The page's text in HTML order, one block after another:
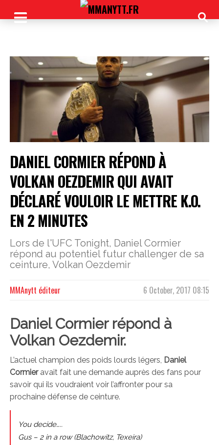
DANIEL CORMIER RÉPOND À
VOLKAN OEZDEMIR QUI AVAIT
DÉCLARÉ VOULOIR LE METTRE K.O.
EN 2 MINUTES
Lors de l'UFC Tonight, Daniel Cormier
répond au potentiel futur challenger de sa
ceinture, Volkan Oezdemir
6 October, 2017 08:15
MMAnytt éditeur
Daniel Cormier répond à
Volkan Oezdemir.
L’actuel champion des poids lourds légers, Daniel
Cormier avait fait une demande auprès des fans pour
savoir qui ils voudraient voir l’affronter pour sa
prochaine défense de ceinture.
You decide…..
Gus – 2 in a row (Blachowitz, Texeira)